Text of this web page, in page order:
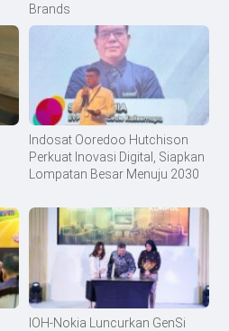
Brands
Indosat Ooredoo Hutchison
Perkuat Inovasi Digital, Siapkan
Lompatan Besar Menuju 2030
IOH-Nokia Luncurkan GenSi